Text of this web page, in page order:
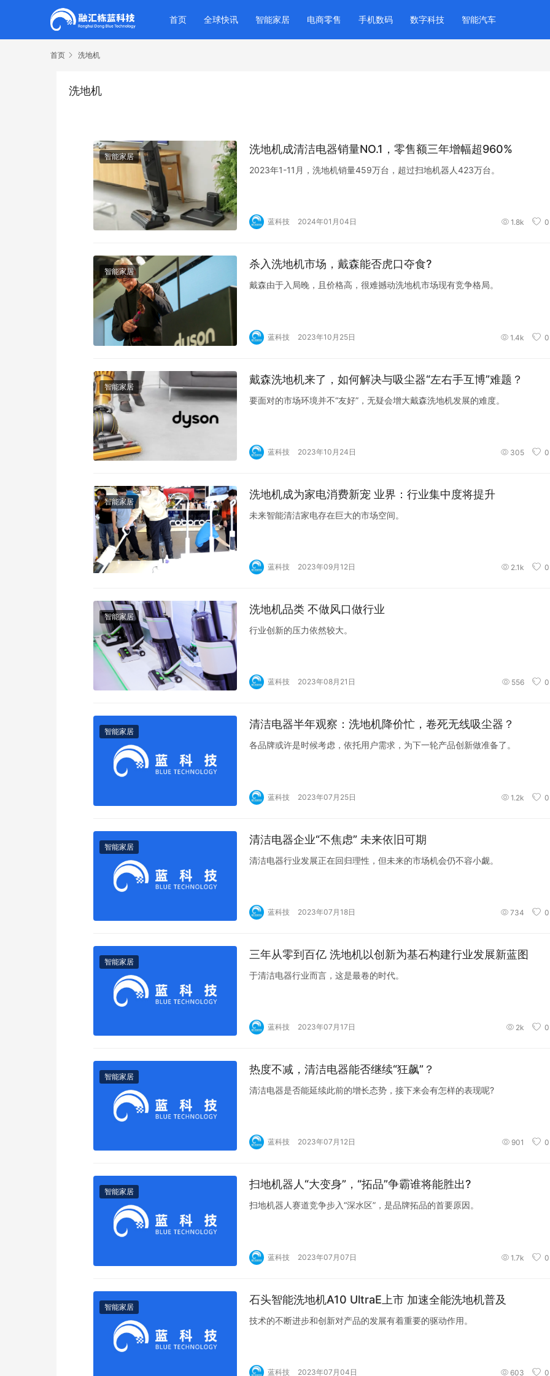
首页 全球快讯 智能家居 电商零售 手机数码 数字科技 智能汽车
首页 洗地机
洗地机
智能家居
洗地机成清洁电器销量NO.1，零售额三年增幅超960%
2023年1-11月，洗地机销量459万台，超过扫地机器人423万台。
蓝科技 2024年01月04日 1.8k 0
智能家居
杀入洗地机市场，戴森能否虎口夺食?
戴森由于入局晚，且价格高，很难撼动洗地机市场现有竞争格局。
蓝科技 2023年10月25日 1.4k 0
智能家居
戴森洗地机来了，如何解决与吸尘器“左右手互博”难题？
要面对的市场环境并不“友好”，无疑会增大戴森洗地机发展的难度。
蓝科技 2023年10月24日 305 0
智能家居
洗地机成为家电消费新宠 业界：行业集中度将提升
未来智能清洁家电存在巨大的市场空间。
蓝科技 2023年09月12日 2.1k 0
智能家居
洗地机品类 不做风口做行业
行业创新的压力依然较大。
蓝科技 2023年08月21日 556 0
智能家居
清洁电器半年观察：洗地机降价忙，卷死无线吸尘器？
各品牌或许是时候考虑，依托用户需求，为下一轮产品创新做准备了。
蓝科技 2023年07月25日 1.2k 0
智能家居
清洁电器企业“不焦虑” 未来依旧可期
清洁电器行业发展正在回归理性，但未来的市场机会仍不容小觑。
蓝科技 2023年07月18日 734 0
智能家居
三年从零到百亿 洗地机以创新为基石构建行业发展新蓝图
于清洁电器行业而言，这是最卷的时代。
蓝科技 2023年07月17日 2k 0
智能家居
热度不减，清洁电器能否继续“狂飙”？
清洁电器是否能延续此前的增长态势，接下来会有怎样的表现呢?
蓝科技 2023年07月12日 901 0
智能家居
扫地机器人“大变身”，“拓品”争霸谁将能胜出?
扫地机器人赛道竞争步入“深水区”，是品牌拓品的首要原因。
蓝科技 2023年07月07日 1.7k 0
智能家居
石头智能洗地机A10 UltraE上市 加速全能洗地机普及
技术的不断进步和创新对产品的发展有着重要的驱动作用。
蓝科技 2023年07月04日 603 0